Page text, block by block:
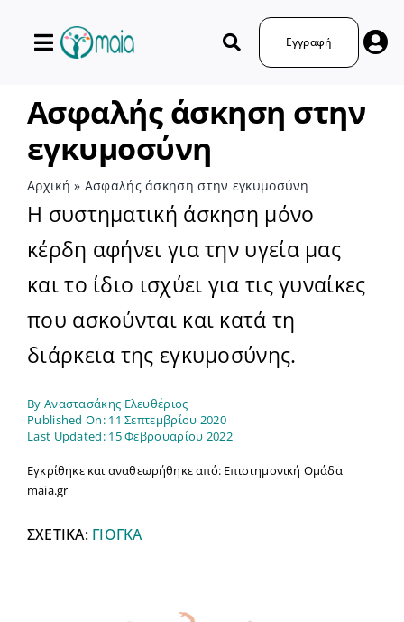
Εγγραφή
Ασφαλής άσκηση στην
εγκυμοσύνη
Αρχική » Ασφαλής άσκηση στην εγκυμοσύνη
Η συστηματική άσκηση μόνο
κέρδη αφήνει για την υγεία μας
και το ίδιο ισχύει για τις γυναίκες
που ασκούνται και κατά τη
διάρκεια της εγκυμοσύνης.
By Αναστασάκης Ελευθέριος
Published On: 11 Σεπτεμβρίου 2020
Last Updated: 15 Φεβρουαρίου 2022
Εγκρίθηκε και αναθεωρήθηκε από: Επιστημονική Ομάδα
maia.gr
ΣΧΕΤΙΚΑ: ΓΙΟΓΚΑ